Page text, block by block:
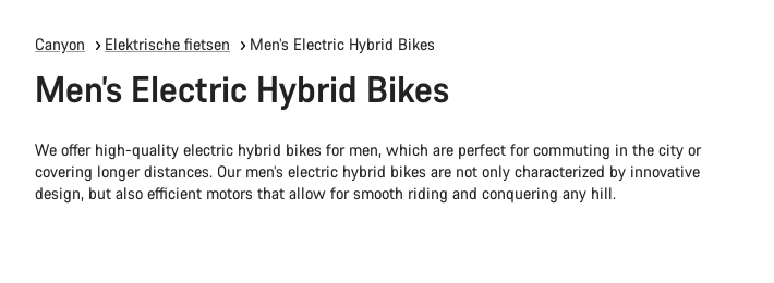
Canyon Elektrische fietsen Men’s Electric Hybrid Bikes
Men’s Electric Hybrid Bikes
We offer high-quality electric hybrid bikes for men, which are perfect for commuting in the city or
covering longer distances. Our men’s electric hybrid bikes are not only characterized by innovative
design, but also efficient motors that allow for smooth riding and conquering any hill.